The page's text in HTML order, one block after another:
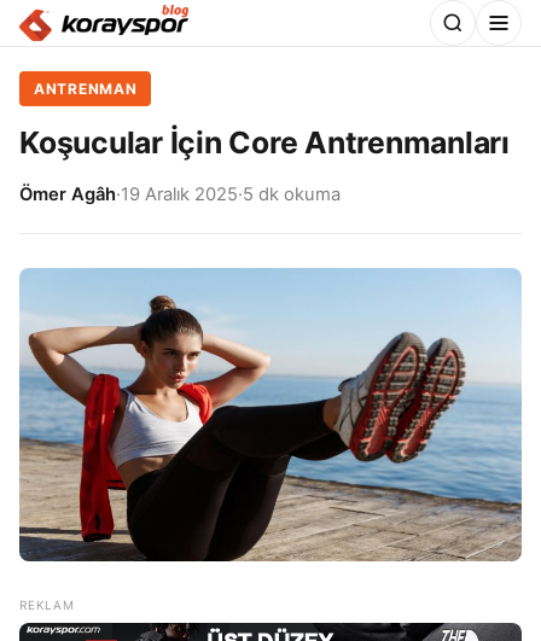
ANTRENMAN
Koşucular İçin Core Antrenmanları
Ömer Agâh·19 Aralık 2025·5 dk okuma